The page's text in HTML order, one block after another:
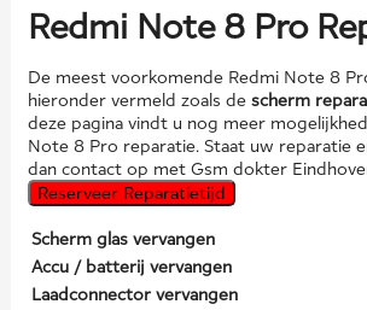
Redmi Note 8 Pro
De meest voorkomende Redmi Note 8
hieronder vermeld zoals de scherm
deze pagina vindt u nog meer
Note 8 Pro reparatie. Staat uw reparatie
dan contact op met Gsm dokter
Reserveer Reparatietijd
Scherm glas vervangen
Accu / batterij vervangen
Laadconnector vervangen